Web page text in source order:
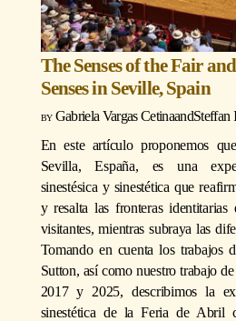
The Senses of the Fair
Senses in Seville, Spain
Gabriela Vargas CetinaandSteffan
En este artículo proponemos
Sevilla, España, es una
sinestésica y sinestética que
y resalta las fronteras
visitantes, mientras subraya las
Tomando en cuenta los trabajos
Sutton, así como nuestro trabajo
2017 y 2025, describimos la
sinestética de la Feria de Abril